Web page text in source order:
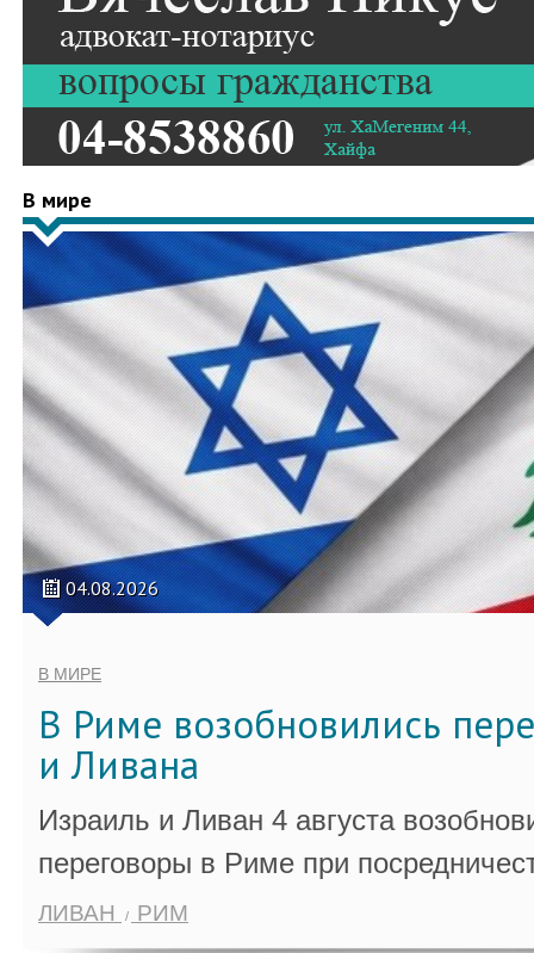
В мире
04.08.2026
В МИРЕ
В Риме возобновились
и Ливана
Израиль и Ливан 4 августа
переговоры в Риме при
ЛИВАН РИМ